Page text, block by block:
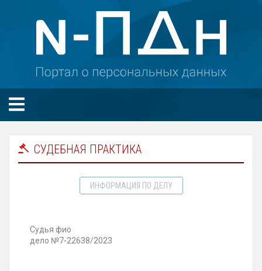
СУДЕБНАЯ ПРАКТИКА
ИНФОРМАЦИЯ ПО ДЕЛУ
Судья фио
дело №7-22638/2023